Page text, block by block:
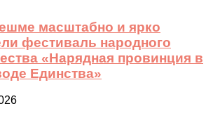
масштабно и ярко
фестиваль народного
«Нарядная провинция в
Единства»